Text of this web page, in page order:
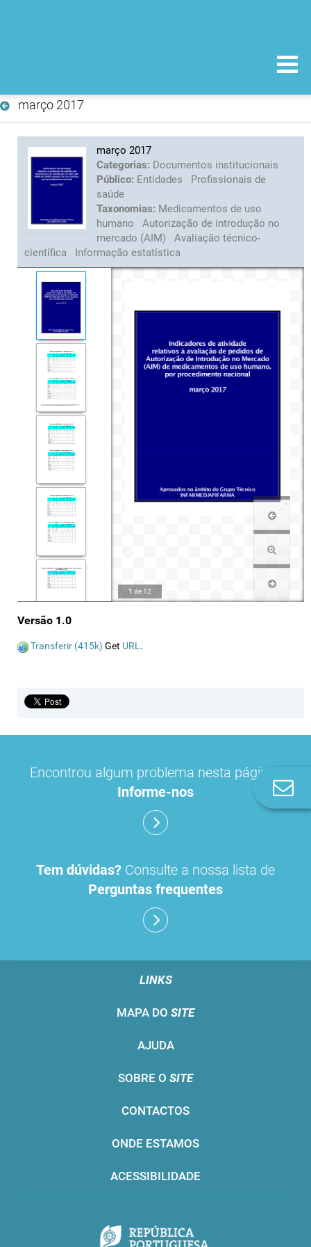
março 2017
março 2017
Categorias: Documentos institucionais
Público: Entidades
Profissionais de
saúde
Taxonomias: Medicamentos de uso
humano
Autorização de introdução no
mercado (AIM)
Avaliação técnico-
científica
Informação estatística
1 de 12
Versão 1.0
Transferir (415k) Get URL.
Encontrou algum problema nesta página?
Informe-nos
Tem dúvidas? Consulte a nossa lista de
Perguntas frequentes
LINKS
MAPA DO SITE
AJUDA
SOBRE O SITE
CONTACTOS
ONDE ESTAMOS
ACESSIBILIDADE